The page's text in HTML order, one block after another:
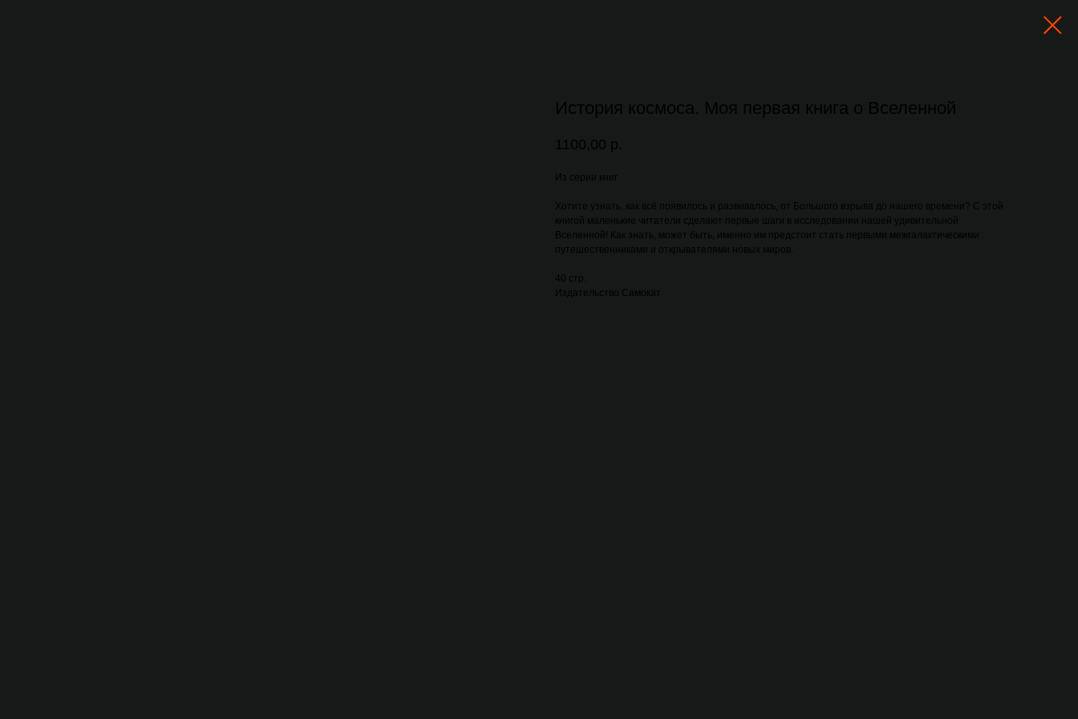
История космоса. Моя первая книга о Вселенной
1100,00 р.
Из серии книг
Хотите узнать, как всё появилось и развивалось, от Большого взрыва до нашего времени? С этой
книгой маленькие читатели сделают первые шаги в исследовании нашей удивительной
Вселенной! Как знать, может быть, именно им предстоит стать первыми межгалактическими
путешественниками и открывателями новых миров.
40 стр.
Издательство Самокат